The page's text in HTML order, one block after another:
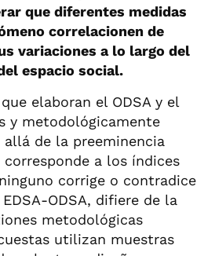
que diferentes medidas
correlacionen de
variaciones a lo largo del
espacio social.
elaboran el ODSA y el
y metodológicamente
allá de la preeminencia
a los índices
corrige o contradice
ODSA, difiere de la
metodológicas
utilizan muestras